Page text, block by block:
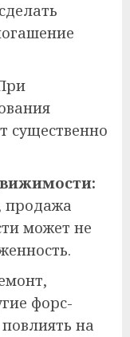
существенно
продажа
может не
форс-
на